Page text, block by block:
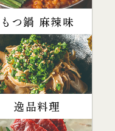
もつ鍋 麻辣味
逸品料理